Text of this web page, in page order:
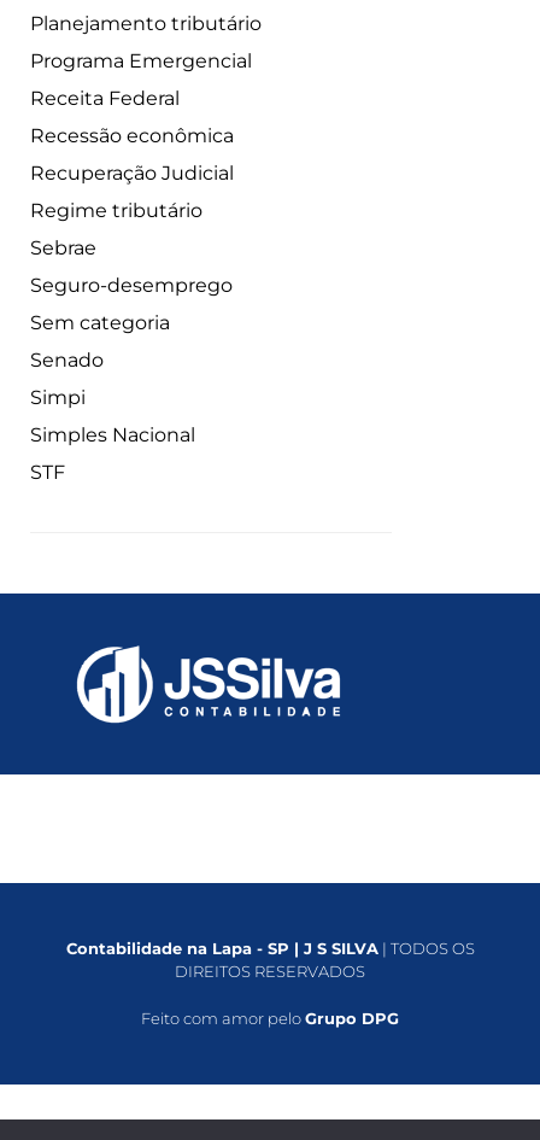
Planejamento tributário
Programa Emergencial
Receita Federal
Recessão econômica
Recuperação Judicial
Regime tributário
Sebrae
Seguro-desemprego
Sem categoria
Senado
Simpi
Simples Nacional
STF
Contabilidade na Lapa - SP | J S SILVA| TODOS OS
DIREITOS RESERVADOS
Feito com amor peloGrupo DPG